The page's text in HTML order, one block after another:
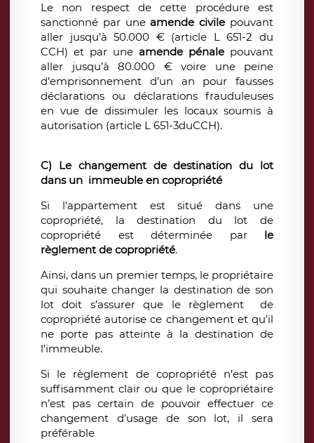
Le non respect de cette procédure est
sanctionné par uneamende civile pouvant
aller jusqu’à 50.000 € (article L 651-2 du
CCH) et par une amende pénale pouvant
aller jusqu’à 80.000 € voire une peine
d’emprisonnement d’un an pour fausses
déclarations ou déclarations frauduleuses
en vue de dissimuler les locaux soumis à
autorisation (article L 651-3duCCH).
C) Le changement de destination du lot
dans un immeuble en copropriété
Si l’appartement est situé dans une
copropriété, la destination du lot de
copropriété est déterminée par le
règlement de copropriété.
Ainsi, dans un premier temps, le propriétaire
qui souhaite changer la destination de son
lot doit s’assurer que le règlement de
copropriété autorise ce changement et qu’il
ne porte pas atteinte à la destination de
l’immeuble.
Si le règlement de copropriété n’est pas
suffisamment clair ou que le copropriétaire
n’est pas certain de pouvoir effectuer ce
changement d’usage de son lot, il sera
préférable